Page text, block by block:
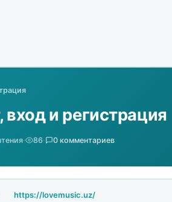
и регистрация
· 86· 0 комментариев
https://lovemusic.uz/